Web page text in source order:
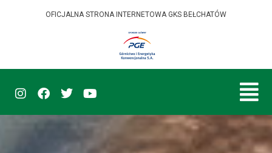
OFICJALNA STRONA INTERNETOWA GKS BEŁCHATÓW